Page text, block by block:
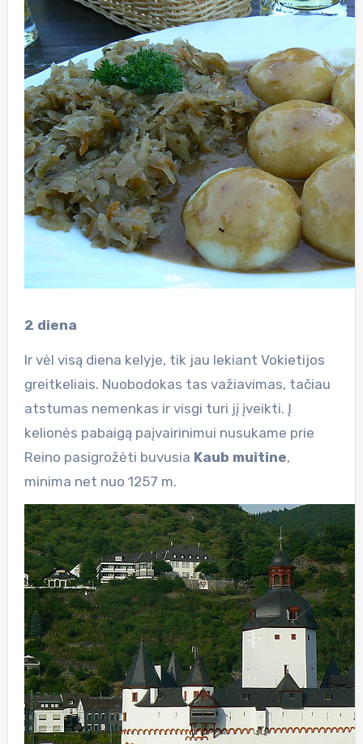
2 diena
Ir vėl visą diena kelyje, tik jau lekiant Vokietijos
greitkeliais. Nuobodokas tas važiavimas, tačiau
atstumas nemenkas ir visgi turi jį įveikti. Į
kelionės pabaigą paįvairinimui nusukame prie
Reino pasigrožėti buvusia Kaub muitine,
minima net nuo 1257 m.